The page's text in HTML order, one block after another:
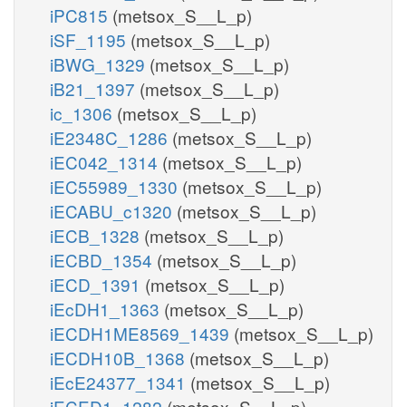
iPC815 (metsox_S__L_p)
iSF_1195 (metsox_S__L_p)
iBWG_1329 (metsox_S__L_p)
iB21_1397 (metsox_S__L_p)
ic_1306 (metsox_S__L_p)
iE2348C_1286 (metsox_S__L_p)
iEC042_1314 (metsox_S__L_p)
iEC55989_1330 (metsox_S__L_p)
iECABU_c1320 (metsox_S__L_p)
iECB_1328 (metsox_S__L_p)
iECBD_1354 (metsox_S__L_p)
iECD_1391 (metsox_S__L_p)
iEcDH1_1363 (metsox_S__L_p)
iECDH1ME8569_1439 (metsox_S__L_p)
iECDH10B_1368 (metsox_S__L_p)
iEcE24377_1341 (metsox_S__L_p)